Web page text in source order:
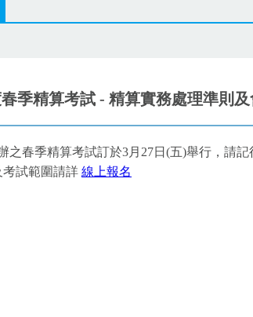
春季精算考試 - 精算實務處理準則
之春季精算考試訂於3月27日(五)舉行，請
試範圍請詳 線上報名